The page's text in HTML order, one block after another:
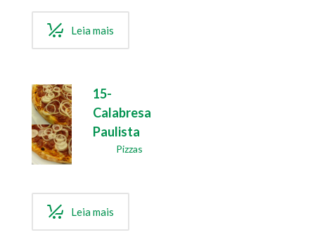
Leia mais
15-
Calabresa
Paulista
Pizzas
Leia mais